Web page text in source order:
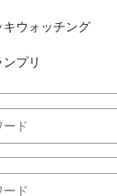
キウォッチング
ンプリ